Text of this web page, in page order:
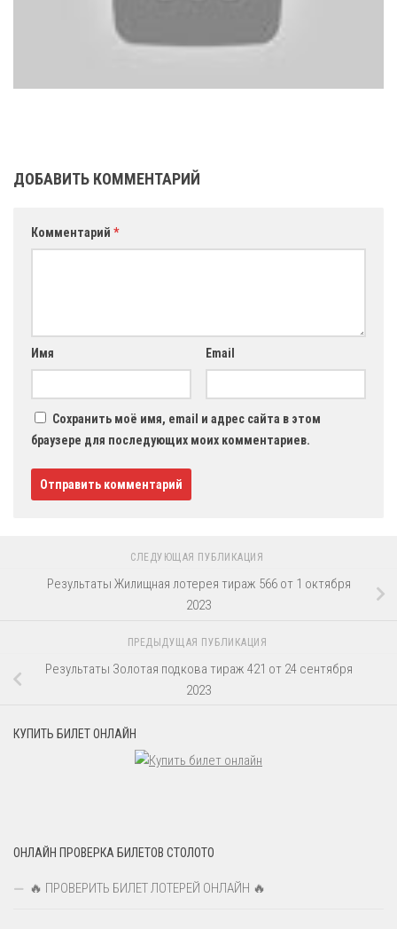
ДОБАВИТЬ КОММЕНТАРИЙ
Комментарий *
Имя Email
Сохранить моё имя, email и адрес сайта в этом
браузере для последующих моих комментариев.
СЛЕДУЮЩАЯ ПУБЛИКАЦИЯ
Результаты Жилищная лотерея тираж 566 от 1 октября
2023
ПРЕДЫДУЩАЯ ПУБЛИКАЦИЯ
Результаты Золотая подкова тираж 421 от 24 сентября
2023
КУПИТЬ БИЛЕТ ОНЛАЙН
ОНЛАЙН ПРОВЕРКА БИЛЕТОВ СТОЛОТО
🔥 ПРОВЕРИТЬ БИЛЕТ ЛОТЕРЕЙ ОНЛАЙН 🔥